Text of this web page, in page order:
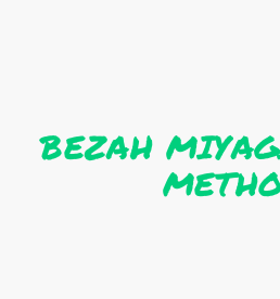
BEZAH